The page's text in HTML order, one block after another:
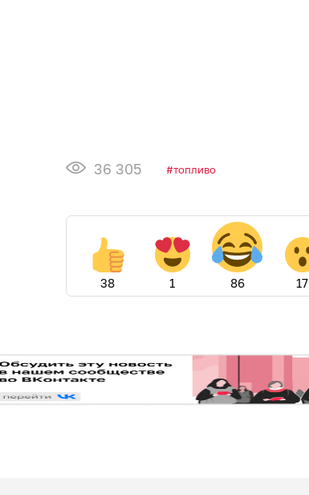
36 305 топливо
38 1 86 17